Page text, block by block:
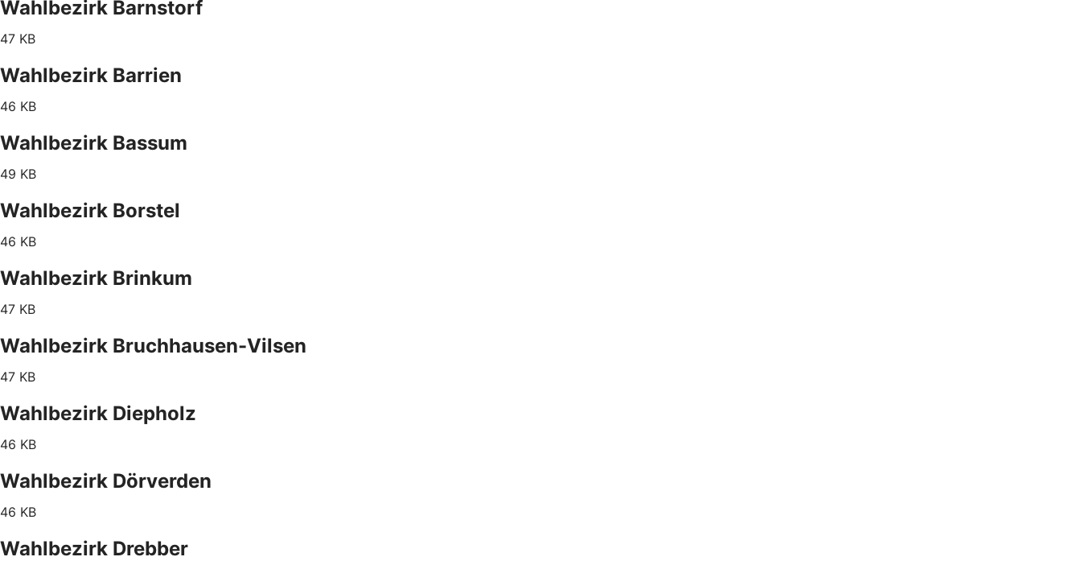
Wahlbezirk Barnstorf
47 KB
Wahlbezirk Barrien
46 KB
Wahlbezirk Bassum
49 KB
Wahlbezirk Borstel
46 KB
Wahlbezirk Brinkum
47 KB
Wahlbezirk Bruchhausen-Vilsen
47 KB
Wahlbezirk Diepholz
46 KB
Wahlbezirk Dörverden
46 KB
Wahlbezirk Drebber